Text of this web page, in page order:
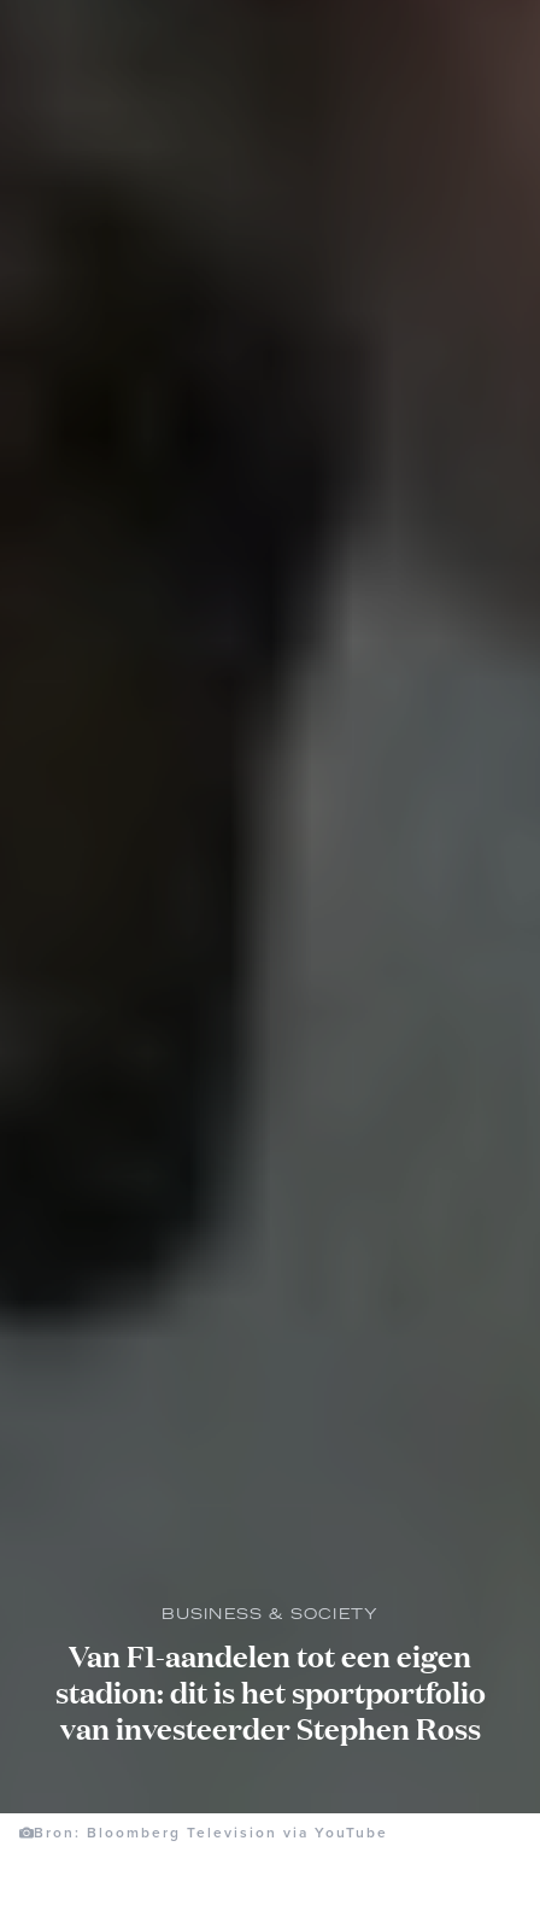
BUSINESS & SOCIETY
Van F1-aandelen tot een eigen
stadion: dit is het sportportfolio
van investeerder Stephen Ross
Bron: Bloomberg Television via YouTube